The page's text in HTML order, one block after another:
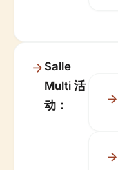
Salle
Multi 活
动：